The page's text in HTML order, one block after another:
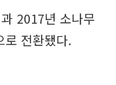
2017년 소나무
로 전환됐다.